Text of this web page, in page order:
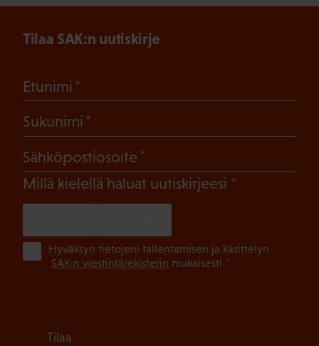
Tilaa SAK:n uutiskirje
Etunimi
Sukunimi
Sähköpostiosoite
Millä kielellä haluat uutiskirjeesi (Pakollinen)
Hyväksyn tietojeni tallentamisen ja käsittelyn
SAK:n viestintärekisterin mukaisesti *
Tilaa